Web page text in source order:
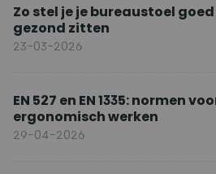
Zo stel je je bureaustoel
gezond zitten
23-03-2026
EN 527 en EN 1335: normen
ergonomisch werken
29-04-2026